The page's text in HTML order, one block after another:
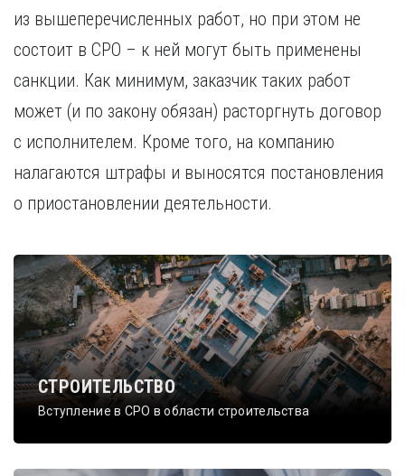
из вышеперечисленных работ, но при этом не
состоит в СРО – к ней могут быть применены
санкции. Как минимум, заказчик таких работ
может (и по закону обязан) расторгнуть договор
с исполнителем. Кроме того, на компанию
налагаются штрафы и выносятся постановления
о приостановлении деятельности.
СТРОИТЕЛЬСТВО
Вступление в СРО в области строительства